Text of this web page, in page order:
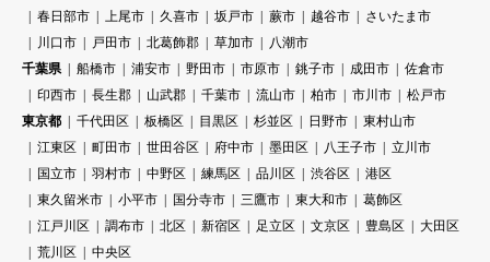
春日部市
上尾市 久喜市 坂戸市 蕨市 越谷市
さいたま市
川口市
戸田市 北葛飾郡 草加市
八潮市
千葉県
船橋市 浦安市 野田市 市原市 銚子市 成田市
佐倉市
印西市
長生郡 山武郡 千葉市 流山市 柏市 市川市
松戸市
東京都
千代田区 板橋区 目黒区 杉並区 日野市
東村山市
江東区
町田市 世田谷区 府中市 墨田区 八王子市
立川市
国立市
羽村市 中野区 練馬区 品川区 渋谷区
港区
東久留米市
小平市 国分寺市 三鷹市 東大和市
葛飾区
江戸川区
調布市 北区 新宿区 足立区 文京区 豊島区
大田区
荒川区
中央区